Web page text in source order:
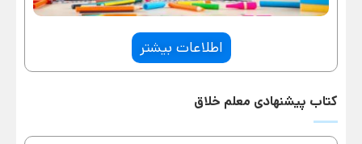
اطلاعات بیشتر
کتاب پیشنهادی معلم خلاق